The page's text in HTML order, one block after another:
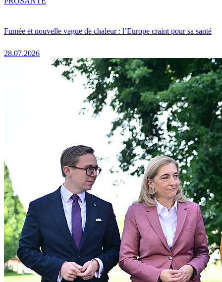
Fumée et nouvelle vague de chaleur : l’Europe craint pour sa santé
28.07.2026